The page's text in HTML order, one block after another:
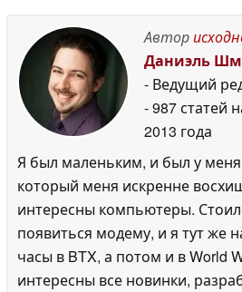
Автор
Даниэль
- Ведущий
- 987 статей
2013 года
Я был маленьким, и был у меня
который меня искренне
интересны компьютеры.
появиться модему, и я тут же
часы в BTX, а потом и в World
интересны все новинки,